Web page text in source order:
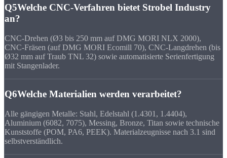
Q5Welche CNC-Verfahren bietet Strobel Industry
an?
CNC-Drehen (Ø3 bis 250 mm auf DMG MORI NLX 2000),
CNC-Fräsen (auf DMG MORI Ecomill 70), CNC-Langdrehen (bis
Ø32 mm auf Traub TNL 32) sowie automatisierte Serienfertigung
mit Stangenlader.
Q6Welche Materialien werden verarbeitet?
Alle gängigen Metalle: Stahl, Edelstahl (1.4301, 1.4404),
Aluminium (6082, 7075), Messing, Bronze, Titan sowie technische
Kunststoffe (POM, PA6, PEEK). Materialzeugnisse nach 3.1 sind
selbstverständlich.